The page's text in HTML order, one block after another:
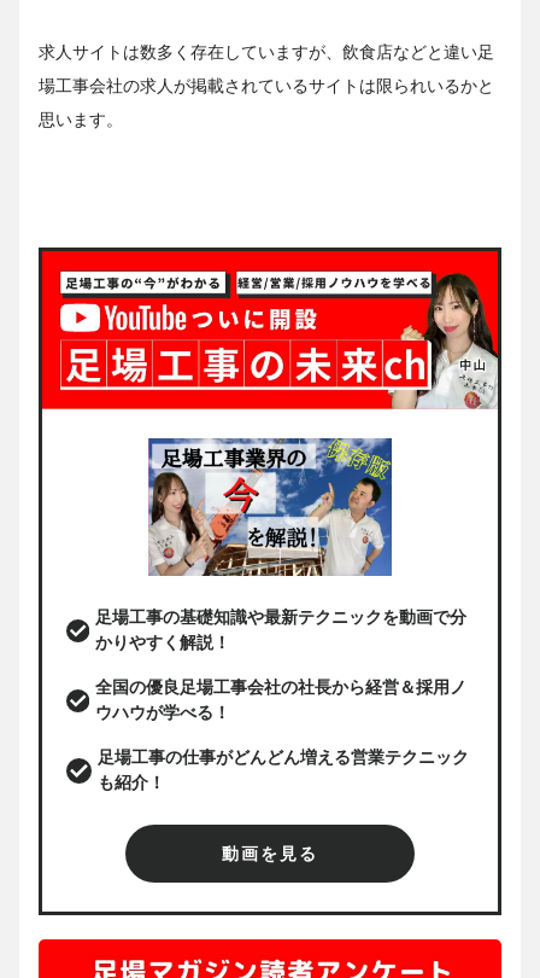
求人サイトは数多く存在していますが、飲食店などと違い足
場工事会社の求人が掲載されているサイトは限られいるかと
思います。
足場工事の基礎知識や最新テクニックを動画で分
かりやすく解説！
全国の優良足場工事会社の社長から経営＆採用ノ
ウハウが学べる！
足場工事の仕事がどんどん増える営業テクニック
も紹介！
動画を見る